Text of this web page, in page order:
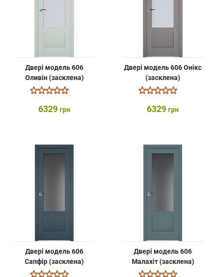
Двері модель 606
Оливін (засклена)
6329 грн
Двері модель 606 Онікс
(засклена)
6329 грн
Двері модель 606
Сапфір (засклена)
Двері модель 606
Малахіт (засклена)